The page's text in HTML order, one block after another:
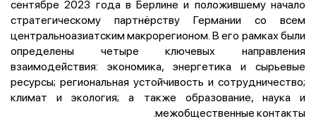
сентябре 2023 года в Берлине и положившему начало
стратегическому партнёрству Германии со всем
центральноазиатским макрорегионом. В его рамках были
определены четыре ключевых направления
взаимодействия: экономика, энергетика и сырьевые
ресурсы; региональная устойчивость и сотрудничество;
климат и экология; а также образование, наука и
межобщественные контакты.